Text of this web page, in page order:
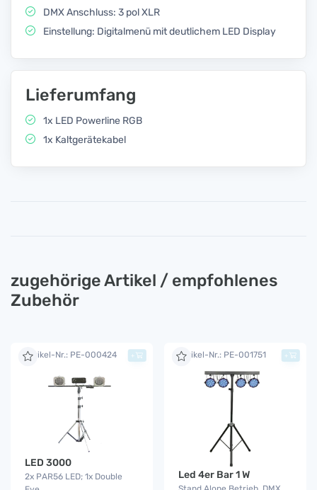
DMX Anschluss: 3 pol XLR
Einstellung: Digitalmenü mit deutlichem LED Display
Lieferumfang
1x LED Powerline RGB
1x Kaltgerätekabel
zugehörige Artikel / empfohlenes
Zubehör
Artikel-Nr.: PE-000424
LED 3000
2x PAR56 LED; 1x Double
+ Artikel-Nr.: PE-001751
Led 4er Bar 1 W
+